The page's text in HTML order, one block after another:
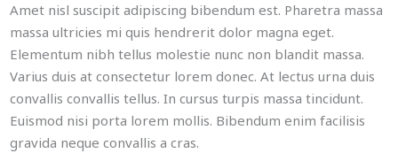
Amet nisl suscipit adipiscing bibendum est. Pharetra massa
massa ultricies mi quis hendrerit dolor magna eget.
Elementum nibh tellus molestie nunc non blandit massa.
Varius duis at consectetur lorem donec. At lectus urna duis
convallis convallis tellus. In cursus turpis massa tincidunt.
Euismod nisi porta lorem mollis. Bibendum enim facilisis
gravida neque convallis a cras.